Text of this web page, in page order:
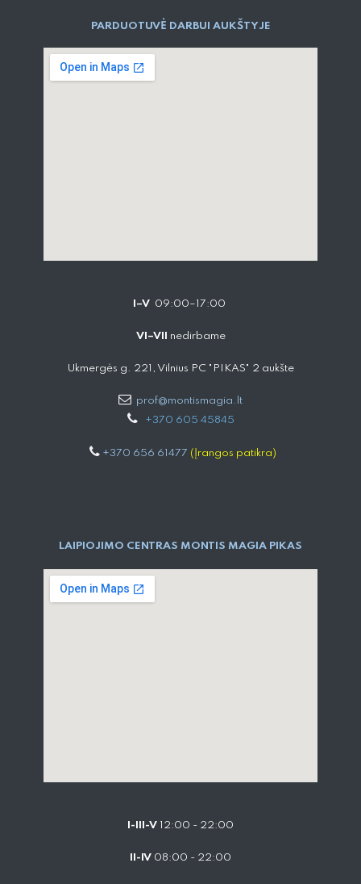
PARDUOTUVĖ DARBUI AUKŠTYJE
I–V 09:00–17:00
VI–VII nedirbame
Ukmergės g. 221, Vilnius PC "PIKAS" 2 aukšte
prof@montismagia.lt
+370 605 4584​5
+370 656 61477 (Įrangos patikra)
LAIPIOJIMO CENTRAS MONTIS MAGIA PIKAS
I-III-V 12:00 - 22:00
II-IV 08:00 - 22:00